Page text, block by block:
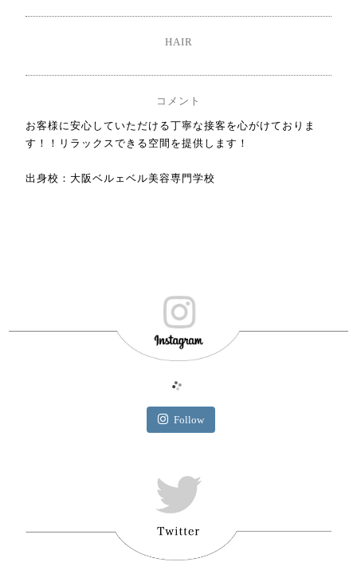
HAIR
コメント
お客様に安心していただける丁寧な接客を心がけておりま
す！！リラックスできる空間を提供します！
出身校：大阪ベルェベル美容専門学校
Follow